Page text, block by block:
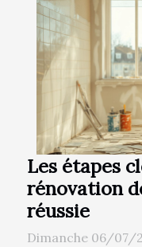
Les étapes
rénovation
réussie
Dimanche 06/07/